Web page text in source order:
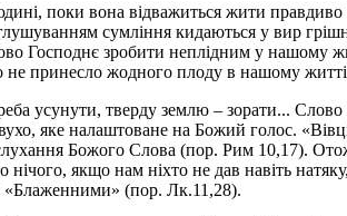
поки вона відважиться жити
сумління кидаються у вир
Господнє зробити неплідним у нашому
не принесло жодного плоду в нашому
усунути, тверду землю – зорати... Слово
яке налаштоване на Божий голос.
Божого Слова (пор. Рим 10,17).
якщо нам ніхто не дав навіть
«Блаженними» (пор. Лк.11,28).